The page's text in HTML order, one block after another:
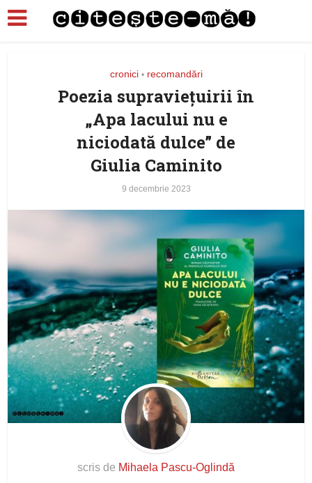
cronici • recomandări
Poezia supraviețuirii în
„Apa lacului nu e
niciodată dulce” de
Giulia Caminito
9 decembrie 2023
scris de Mihaela Pascu-Oglindă